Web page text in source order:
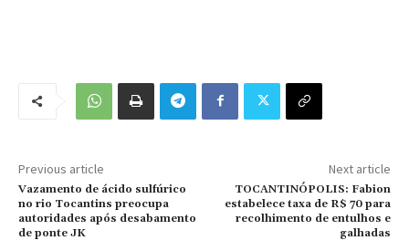
Previous article
Vazamento de ácido sulfúrico
no rio Tocantins preocupa
autoridades após desabamento
de ponte JK
Next article
TOCANTINÓPOLIS: Fabion
estabelece taxa de R$ 70 para
recolhimento de entulhos e
galhadas